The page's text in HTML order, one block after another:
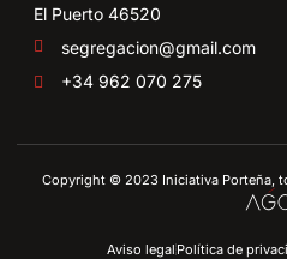
El Puerto 46520
segregacion@gmail.com
+34 962 070 275
Copyright © 2023 Iniciativa Porteña,
Aviso legalPolítica de